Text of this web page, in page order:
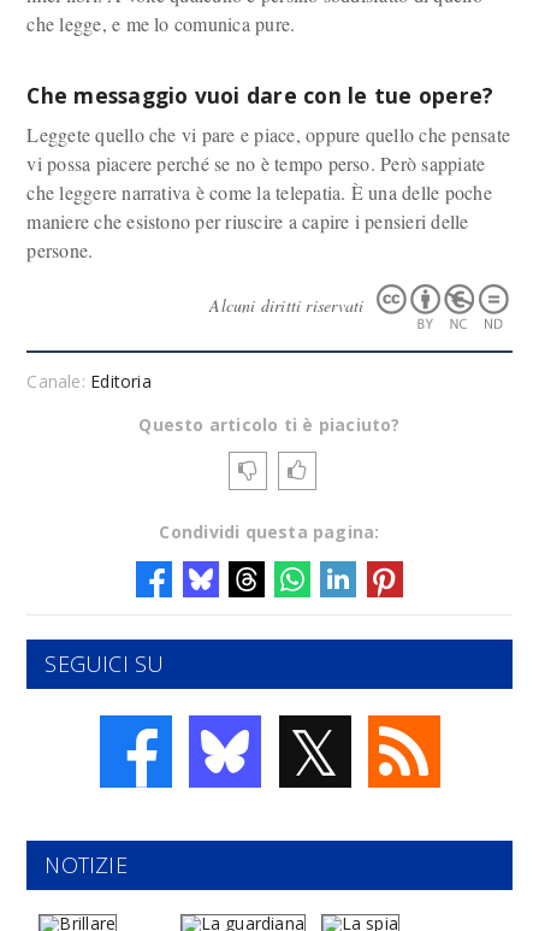
che legge, e me lo comunica pure.
Che messaggio vuoi dare con le tue opere?
Leggete quello che vi pare e piace, oppure quello che pensate
vi possa piacere perché se no è tempo perso. Però sappiate
che leggere narrativa è come la telepatia. È una delle poche
maniere che esistono per riuscire a capire i pensieri delle
persone.
Alcuni diritti riservati
Canale: Editoria
Questo articolo ti è piaciuto?
Condividi questa pagina:
SEGUICI SU
𝕏
NOTIZIE